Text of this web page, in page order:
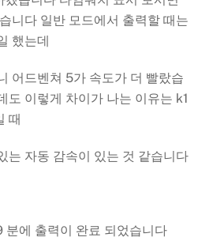
니다 일반 모드에서 출력할 때는
했는데
어드벤쳐 5가 속도가 더 빨랐습
도 이렇게 차이가 나는 이유는 k1
때
는 자동 감속이 있는 것 같습니다
분에 출력이 완료 되었습니다